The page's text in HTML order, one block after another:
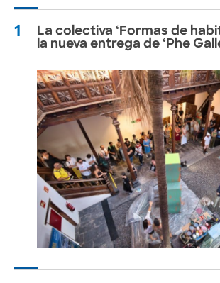
1
La colectiva ‘Formas de
la nueva entrega de ‘Phe